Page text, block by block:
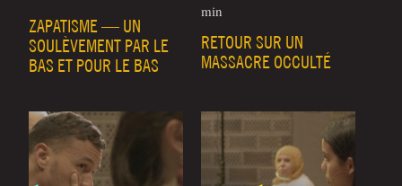
ZAPATISME — UN
SOULÈVEMENT PAR LE
BAS ET POUR LE BAS
min
RETOUR SUR UN
MASSACRE OCCULTÉ